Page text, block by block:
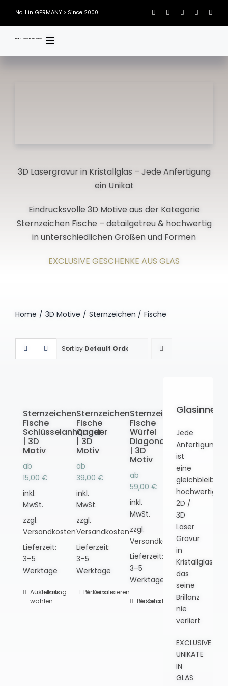
content
No. 1 in GERMANY > Since 2000
3D Lasergravur in Kristallglas – Jede Anfertigung
ein Unikat
Eindrucksvolle 3D Motive aus der Kategorie
Sternzeichen Fische – detailgetreu & hochwertig
in unterschiedlichen Größen und Formen
EXCLUSIVE GESCHENKE AUS GLAS
Home 3D Motive Sternzeichen Fische
Sort by Default Order
Sternzeichen
Fische
Schlüsselanhänger
| 3D
Motiv
ab
15,00 €
inkl.
MwSt.
zzgl.
Versandkosten
Lieferzeit:
3–5
Werktage
Ausführung
wählen
Dieses
Produkt
Details
Sternzeichen
Fische
Quader
| 3D
Motiv
ab
39,00 €
inkl.
MwSt.
zzgl.
Versandkosten
Lieferzeit:
3–5
Werktage
Personalisieren
Dieses
Details
Sternzeichen
Fische
Würfel
Diagonal
| 3D
Motiv
ab
59,00 €
inkl.
MwSt.
zzgl.
Versandkosten
Lieferzeit:
3–5
Werktage
Personalisieren
Dieses
Details
Jede
Anfertigung
ist
eine
gleichbleibend
hochwertige
2D /
3D
Laser
Gravur
in
Kristallglas,
das
seine
Brillanz
nie
verliert
EXCLUSIVE
UNIKATE
IN
GLAS